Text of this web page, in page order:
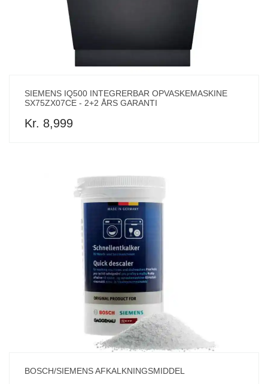
SIEMENS IQ500 INTEGRERBAR OPVASKEMASKINE
SX75ZX07CE - 2+2 ÅRS GARANTI
Kr. 8,999
BOSCH/SIEMENS AFKALKNINGSMIDDEL